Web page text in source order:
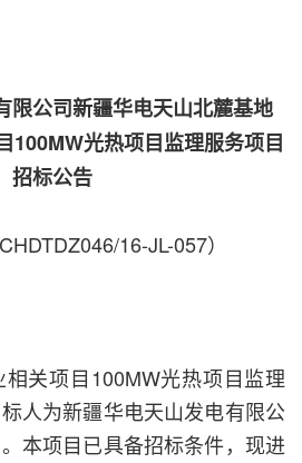
限公司新疆华电天山北麓基地
100MW光热项目监理服务项目
招标公告
16-JL-057）
关项目100MW光热项目监理
人为新疆华电天山发电有限公
本项目已具备招标条件，现进